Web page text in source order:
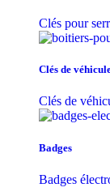
Clés pour
Clés de
Clés de
Badges
Badges